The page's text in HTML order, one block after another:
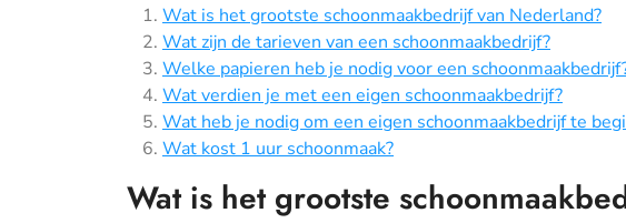
Wat is het grootste schoonmaakbedrijf van Nederland?
Wat zijn de tarieven van een schoonmaakbedrijf?
Welke papieren heb je nodig voor een
Wat verdien je met een eigen schoonmaakbedrijf?
Wat heb je nodig om een eigen schoonmaakbedrijf te
Wat kost 1 uur schoonmaak?
Wat is het grootste